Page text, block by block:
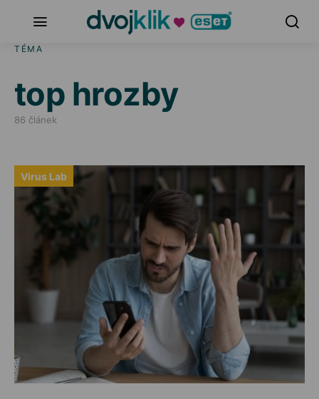
TÉMA
top hrozby
86 článek
Virus Lab